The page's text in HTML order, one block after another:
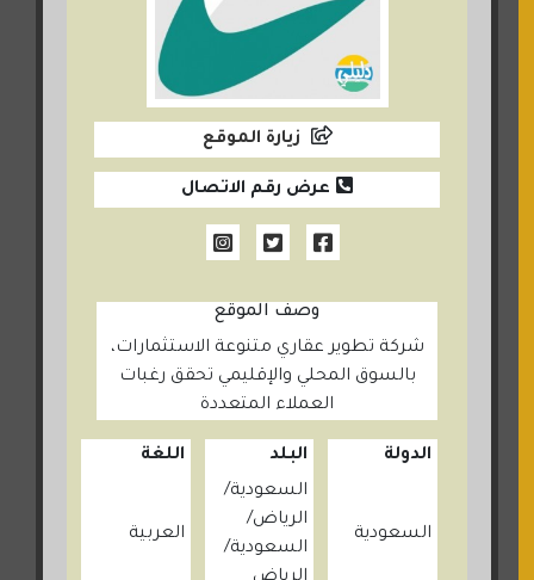
زيارة الموقع
عرض رقم الاتصال
وصف الموقع
شركة تطوير عقاري متنوعة الاستثمارات،
بالسوق المحلي والإقليمي تحقق رغبات
العملاء المتعددة
الدولة
السعودية
البلد
السعودية
الرياض
السعودية
اللغة
العربية